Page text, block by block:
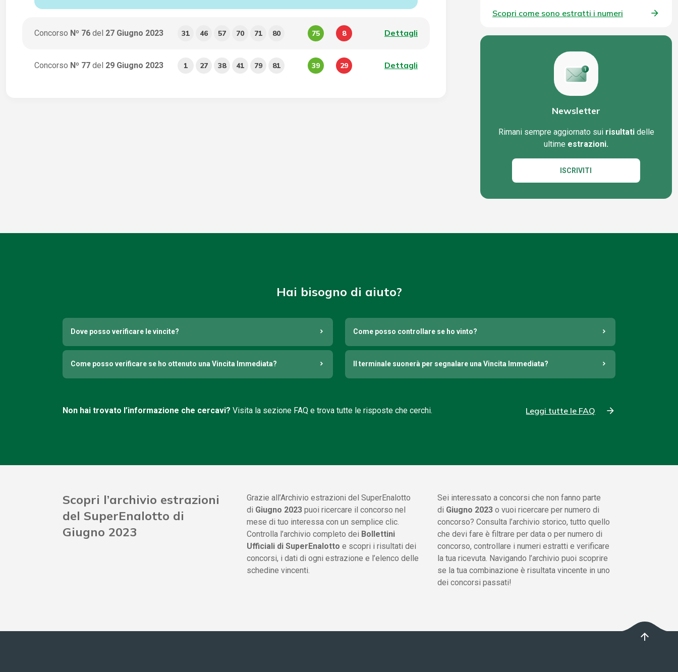
Concorso Nº 76 del 27 Giugno 2023 31 46 57 70 71 80 75 8 Dettagli
Concorso Nº 77 del 29 Giugno 2023 1 27 38 41 79 81 39 29 Dettagli
Scopri come sono estratti i numeri
Newsletter
Rimani sempre aggiornato sui risultatidelle
ultime estrazioni.
ISCRIVITI
Hai bisogno di aiuto?
Dove posso verificare le vincite? Come posso controllare se ho vinto?
Come posso verificare se ho ottenuto una Vincita Immediata? Il terminale suonerà per segnalare una Vincita Immediata?
Non hai trovato l’informazione che cercavi? Visita la sezione FAQ e trova tutte le risposte che cerchi. Leggi tutte le FAQ
Scopri l’archivio estrazioni
del SuperEnalotto di
Giugno 2023
Grazie all’Archivio estrazioni del SuperEnalotto
di Giugno 2023puoi ricercare il concorso nel
mese di tuo interessa con un semplice clic.
Controlla l’archivio completo dei Bollettini
Ufficiali di SuperEnalotto e scopri i risultati dei
concorsi, i dati di ogni estrazione e l’elenco delle
schedine vincenti.
Sei interessato a concorsi che non fanno parte
di Giugno 2023o vuoi ricercare per numero di
concorso? Consulta l’archivio storico, tutto quello
che devi fare è filtrare per data o per numero di
concorso, controllare i numeri estratti e verificare
la tua ricevuta. Navigando l’archivio puoi scoprire
se la tua combinazione è risultata vincente in uno
dei concorsi passati!
arrow_upward